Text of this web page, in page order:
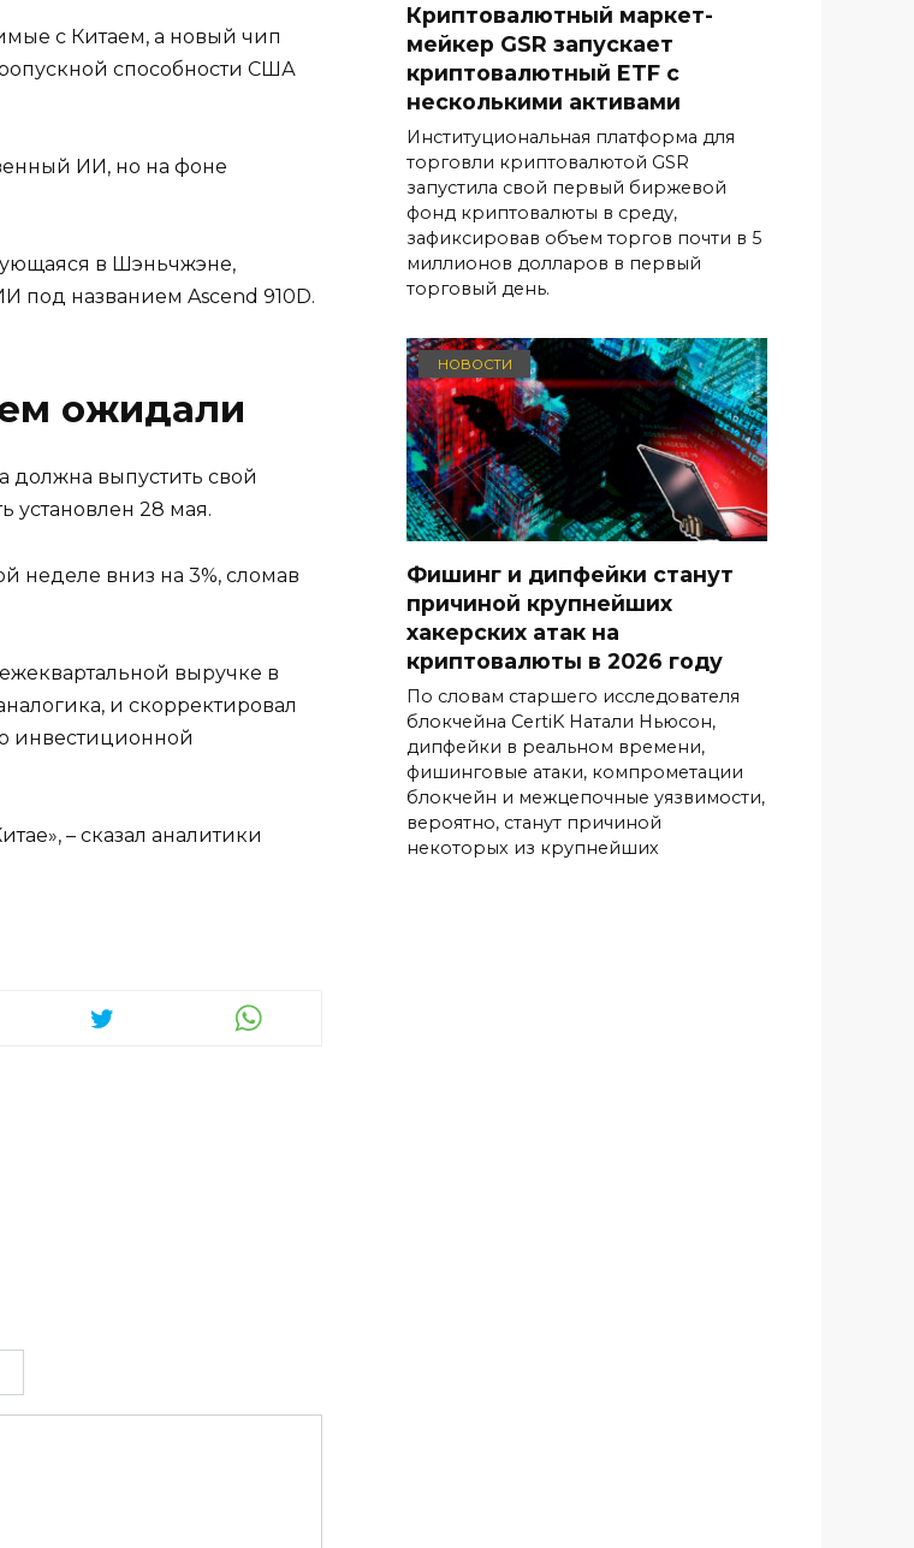
с Китаем, а новый чип
способности США
ИИ, но на фоне
в Шэньчжэне,
под названием Ascend 910D.
ожидали
должна выпустить свой
установлен 28 мая.
неделе вниз на 3%, сломав
выручке в
и скорректировал
инвестиционной
– сказал аналитики
Криптовалютный маркет-
мейкер GSR запускает
криптовалютный ETF с
несколькими активами
Институциональная платформа для
торговли криптовалютой GSR
запустила свой первый биржевой
фонд криптовалюты в среду,
зафиксировав объем торгов почти в 5
миллионов долларов в первый
торговый день.
НОВОСТИ
Фишинг и дипфейки станут
причиной крупнейших
хакерских атак на
криптовалюты в 2026 году
По словам старшего исследователя
блокчейна CertiK Натали Ньюсон,
дипфейки в реальном времени,
фишинговые атаки, компрометации
блокчейн и межцепочные уязвимости,
вероятно, станут причиной
некоторых из крупнейших